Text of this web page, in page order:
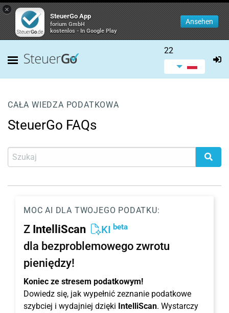
×
SteuerGo App
forium GmbH
kostenlos - In Google Play
Ansehen
22
CAŁA WIEDZA PODATKOWA
SteuerGo FAQs
MOC AI DLA TWOJEGO PODATKU:
Z IntelliScan KI beta
dla bezproblemowego zwrotu
pieniędzy!
Koniec ze stresem podatkowym!
Dowiedz się, jak wypełnić zeznanie podatkowe
szybciej i wydajniej dzięki IntelliScan. Wystarczy